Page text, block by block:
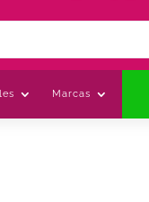
Marcas